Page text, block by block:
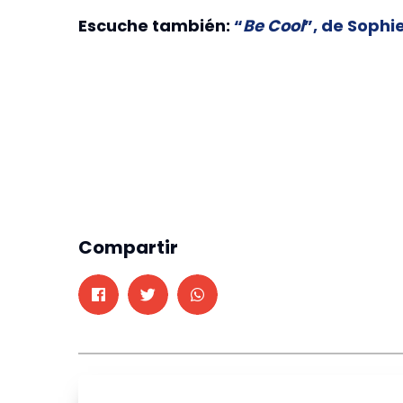
Escuche también: “Be Cool”, de
Compartir